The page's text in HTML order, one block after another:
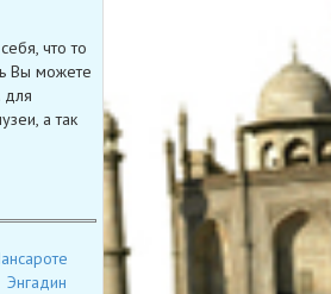
что то
Вы можете
для
а так
Энгадин